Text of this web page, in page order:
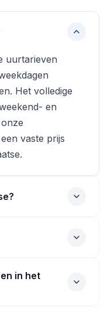
uurtarieven
Het volledige
en
vaste prijs
in het